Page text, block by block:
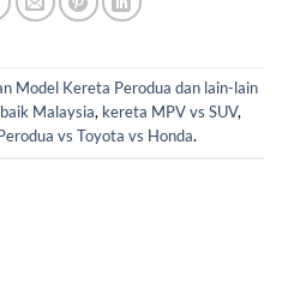
Model Kereta Perodua dan lain-lain
Malaysia, kereta MPV vs SUV,
vs Toyota vs Honda.